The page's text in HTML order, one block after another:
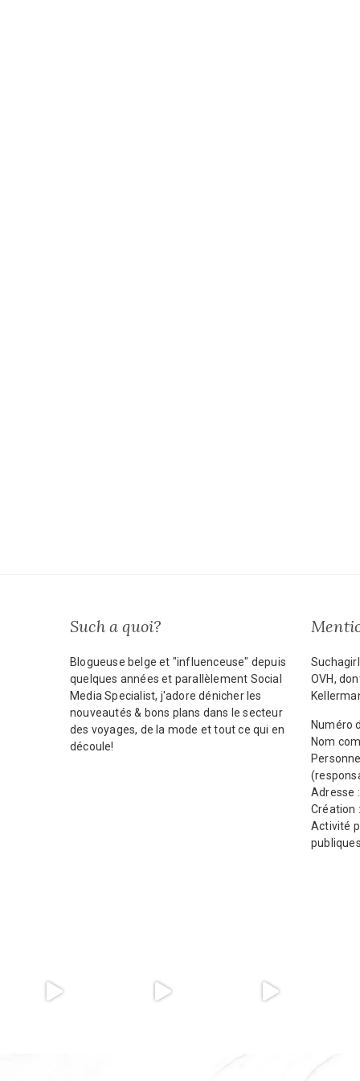
Such a quoi?
Blogueuse belge et "influenceuse" depuis
quelques années et parallèlement Social
Media Specialist, j'adore dénicher les
nouveautés & bons plans dans le secteur
des voyages, de la mode et tout ce qui en
découle!
OVH,
Numéro
Nom
Adresse
Création
Activité